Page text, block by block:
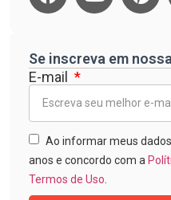
Se inscreva em
E-mail
Ao informar meus
anos e concordo com a
Termos de Uso